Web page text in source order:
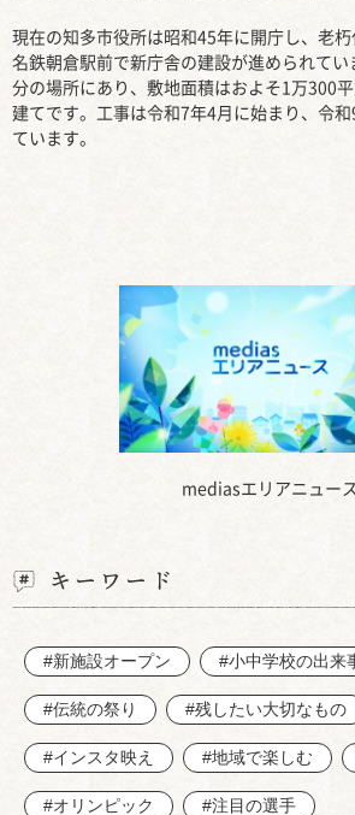
mediasエリアニュース
現在の知多市役所は昭和45年に開庁し、老朽
名鉄朝倉駅前で新庁舎の建設が進められてい
分の場所にあり、敷地面積はおよそ1万300
建てです。工事は令和7年4月に始まり、令
ています。
キーワード
#新施設オープン #小中学校の出来
#伝統の祭り #残したい大切なもの
#インスタ映え #地域で楽しむ
#オリンピック #注目の選手